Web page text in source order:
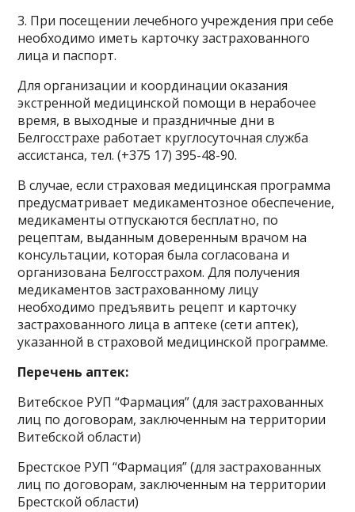
3. При посещении лечебного учреждения при себе
необходимо иметь карточку застрахованного
лица и паспорт.
Для организации и координации оказания
экстренной медицинской помощи в нерабочее
время, в выходные и праздничные дни в
Белгосстрахе работает круглосуточная служба
ассистанса, тел. (+375 17) 395-48-90.
В случае, если страховая медицинская программа
предусматривает медикаментозное обеспечение,
медикаменты отпускаются бесплатно, по
рецептам, выданным доверенным врачом на
консультации, которая была согласована и
организована Белгосстрахом. Для получения
медикаментов застрахованному лицу
необходимо предъявить рецепт и карточку
застрахованного лица в аптеке (сети аптек),
указанной в страховой медицинской программе.
Перечень аптек:
Витебское РУП “Фармация” (для застрахованных
лиц по договорам, заключенным на территории
Витебской области)
Брестское РУП “Фармация” (для застрахованных
лиц по договорам, заключенным на территории
Брестской области)